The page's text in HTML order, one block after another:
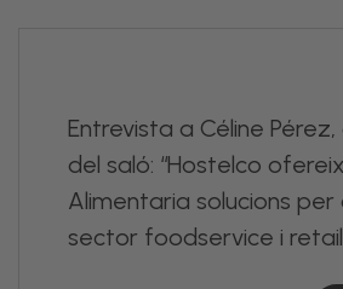
Entrevista a Céline
del saló: “Hostelco
Alimentaria solucions
sector foodservice i